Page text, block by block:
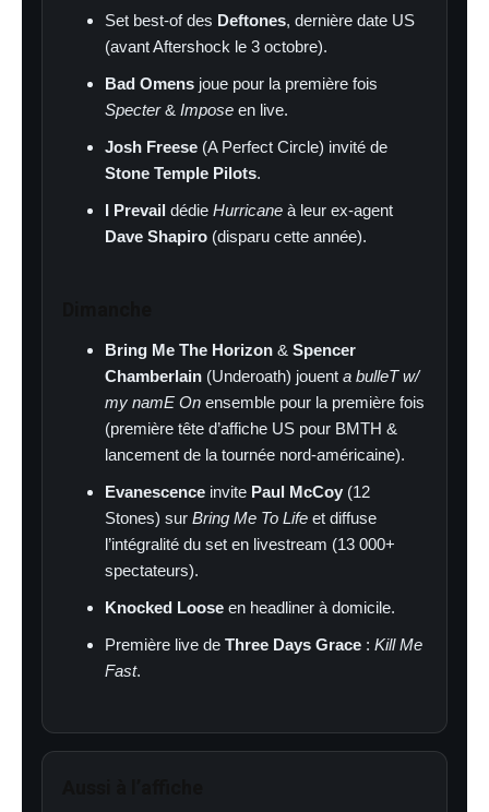
Set best-of des Deftones, dernière date US
(avant Aftershock le 3 octobre).
Bad Omens joue pour la première fois
Specter& Impose en live.
Josh Freese (A Perfect Circle) invité de
Stone Temple Pilots.
I Prevail dédie Hurricane à leur ex-agent
Dave Shapiro (disparu cette année).
Bring Me The Horizon & Spencer
Chamberlain (Underoath) jouent a bulleT w/
my namE On ensemble pour la première fois
(première tête d’affiche US pour BMTH &
lancement de la tournée nord-américaine).
Evanescence invite Paul McCoy (12
Stones) sur Bring Me To Life et diffuse
l’intégralité du set en livestream (13 000+
spectateurs).
Knocked Loose en headliner à domicile.
Première live de Three Days Grace : Kill Me
Fast.